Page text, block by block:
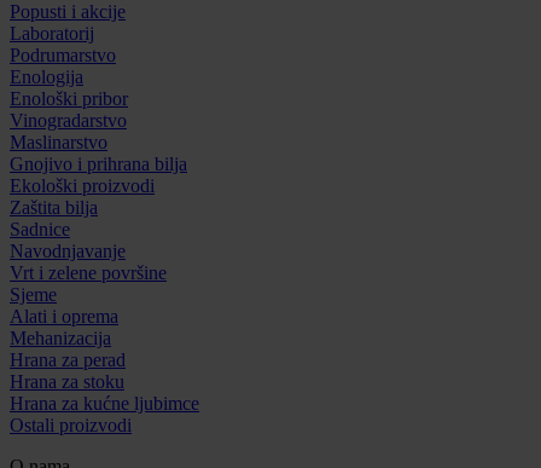
Popusti i akcije
Laboratorij
Podrumarstvo
Enologija
Enološki pribor
Vinogradarstvo
Maslinarstvo
Gnojivo i prihrana bilja
Ekološki proizvodi
Zaštita bilja
Sadnice
Navodnjavanje
Vrt i zelene površine
Sjeme
Alati i oprema
Mehanizacija
Hrana za perad
Hrana za stoku
Hrana za kućne ljubimce
Ostali proizvodi